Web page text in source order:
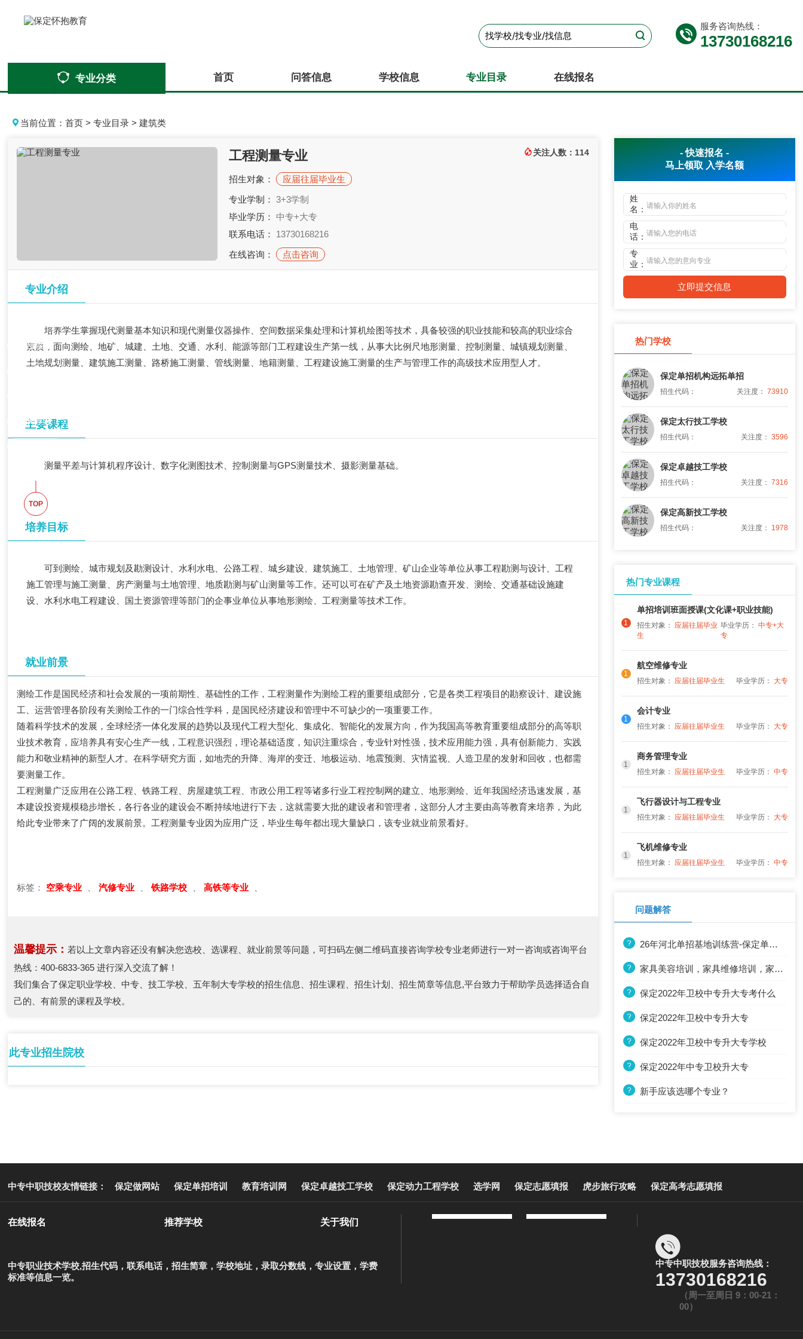
服务咨询热线：
13730168216
专业分类 首页 问答信息 学校信息 专业目录 在线报名
当前位置：首页 >专业目录 >建筑类
关注人数： 114
工程测量专业
招生对象：
应届往届毕业生
专业学制： 3+3学制
毕业学历： 中专+大专
联系电话： 13730168216
在线咨询：
点击咨询
专业介绍
培养学生掌握现代测量基本知识和现代测量仪器操作、空间数据采集处理和计算机绘图等技术，具备较强的职业技能和较高的职业综合
素质，面向测绘、地矿、城建、土地、交通、水利、能源等部门工程建设生产第一线，从事大比例尺地形测量、控制测量、城镇规划测量、
土地规划测量、建筑施工测量、路桥施工测量、管线测量、地籍测量、工程建设施工测量的生产与管理工作的高级技术应用型人才。
主要课程
测量平差与计算机程序设计、数字化测图技术、控制测量与GPS测量技术、摄影测量基础。
培养目标
可到测绘、城市规划及勘测设计、水利水电、公路工程、城乡建设、建筑施工、土地管理、矿山企业等单位从事工程勘测与设计、工程
施工管理与施工测量、房产测量与土地管理、地质勘测与矿山测量等工作。还可以可在矿产及土地资源勘查开发、测绘、交通基础设施建
设、水利水电工程建设、国土资源管理等部门的企事业单位从事地形测绘、工程测量等技术工作。
就业前景
测绘工作是国民经济和社会发展的一项前期性、基础性的工作，工程测量作为测绘工程的重要组成部分，它是各类工程项目的勘察设计、建设施
工、运营管理各阶段有关测绘工作的一门综合性学科，是国民经济建设和管理中不可缺少的一项重要工作。
随着科学技术的发展，全球经济一体化发展的趋势以及现代工程大型化、集成化、智能化的发展方向，作为我国高等教育重要组成部分的高等职
业技术教育，应培养具有安心生产一线，工程意识强烈，理论基础适度，知识注重综合，专业针对性强，技术应用能力强，具有创新能力、实践
能力和敬业精神的新型人才。在科学研究方面，如地壳的升降、海岸的变迁、地极运动、地震预测、灾情监视、人造卫星的发射和回收，也都需
要测量工作。
工程测量广泛应用在公路工程、铁路工程、房屋建筑工程、市政公用工程等诸多行业工程控制网的建立、地形测绘、近年我国经济迅速发展，基
本建设投资规模稳步增长，各行各业的建设会不断持续地进行下去，这就需要大批的建设者和管理者，这部分人才主要由高等教育来培养，为此
给此专业带来了广阔的发展前景。工程测量专业因为应用广泛，毕业生每年都出现大量缺口，该专业就业前景看好。
标签： 空乘专业 、汽修专业 、铁路学校 、高铁等专业
温馨提示：若以上文章内容还没有解决您选校、选课程、就业前景等问题，可扫码左侧二维码直接咨询学校专业老师进行一对一咨询或咨询平台
热线：400-6833-365 进行深入交流了解！
我们集合了保定职业学校、中专、技工学校、五年制大专学校的招生信息、招生课程、招生计划、招生简章等信息,平台致力于帮助学员选择适合自
己的、有前景的课程及学校。
此专业招生院校
- 快速报名 -
马上领取 入学名额
姓
名：
电
话：
专
业：
立即提交信息
热门学校
保定单招机构远拓单招
招生代码： 关注度： 73910
保定太行技工学校
招生代码： 关注度： 3596
保定卓越技工学校
招生代码： 关注度： 7316
保定高新技工学校
招生代码： 关注度： 1978
热门专业课程
1
单招培训班面授课(文化课+职业技能)
招生对象： 应届往届毕业
生
毕业学历： 中专+大
专
1
航空维修专业
招生对象： 应届往届毕业生 毕业学历： 大专
1
会计专业
招生对象： 应届往届毕业生 毕业学历： 大专
1
商务管理专业
招生对象： 应届往届毕业生 毕业学历： 中专
1
飞行器设计与工程专业
招生对象： 应届往届毕业生 毕业学历： 大专
1
飞机维修专业
招生对象： 应届往届毕业生 毕业学历： 中专
问题解答
26年河北单招基地训练营-保定单招培训
家具美容培训，家具维修培训，家电清洗培训培训
保定2022年卫校中专升大专考什么
保定2022年卫校中专升大专
保定2022年卫校中专升大专学校
保定2022年中专卫校升大专
新手应该选哪个专业？
中专中职技校友情链接： 保定做网站 保定单招培训 教育培训网 保定卓越技工学校 保定动力工程学校 选学网 保定志愿填报 虎步旅行攻略 保定高考志愿填报
在线报名 推荐学校 关于我们
中专职业技术学校,招生代码，联系电话，招生简章，学校地址，录取分数线，专业设置，学费
标准等信息一览。
中专中职技校服务咨询热线：
13730168216
（周一至周日 9：00-21：
00）
职业学校
幼师学校
TOP